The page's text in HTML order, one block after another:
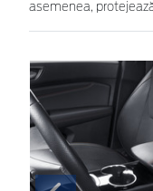
asemenea,